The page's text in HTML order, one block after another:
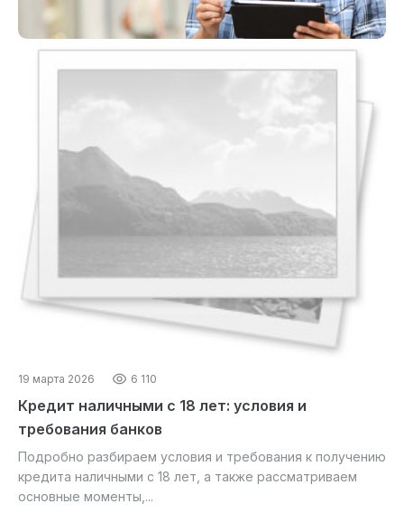
19 марта 2026 6 110
Кредит наличными с 18 лет: условия и
требования банков
Подробно разбираем условия и требования к получению
кредита наличными с 18 лет, а также рассматриваем
основные моменты,...